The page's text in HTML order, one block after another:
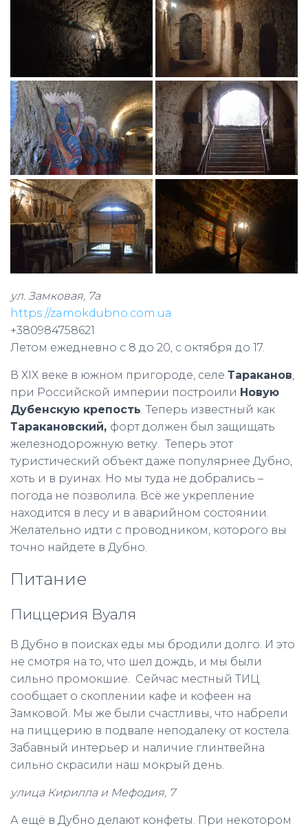
ул. Замковая, 7а
https://zamokdubno.com.ua
+380984758621
Летом ежедневно с 8 до 20, с октября до 17.
В ХІХ веке в южном пригороде, селе Тараканов,
при Российской империи построили Новую
Дубенскую крепость. Теперь известный как
Таракановский, фортдолжен был защищать
железнодорожную ветку. Теперь этот
туристический объект даже популярнее Дубно,
хоть и в руинах. Но мы туда не добрались –
погода не позволила. Всё же укрепление
находится в лесу и в аварийном состоянии.
Желательно идти с проводником, которого вы
точно найдете в Дубно.
Питание
Пиццерия Вуаля
В Дубно в поисках еды мы бродили долго. И это
не смотря на то, что шел дождь, и мы были
сильно промокшие. Сейчас местный ТИЦ
сообщает о скоплении кафе и кофеен на
Замковой. Мы же были счастливы, что набрели
на пиццерию в подвале неподалеку от костела.
Забавный интерьер и наличие глинтвейна
сильно скрасили наш мокрый день.
улица Кирилла и Мефодия, 7
А ещё в Дубно делают конфеты. При некотором